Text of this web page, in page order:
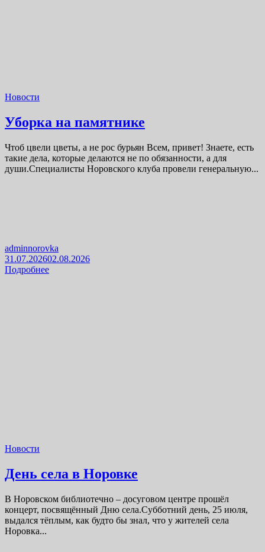
Новости
Уборка на памятнике
Чтоб цвели цветы, а не рос бурьян Всем, привет! Знаете, есть
такие дела, которые делаются не по обязанности, а для
души.Специалисты Норовского клуба провели генеральную...
adminnorovka
31.07.202602.08.2026
Подробнее
Новости
День села в Норовке
В Норовском библиотечно – досуговом центре прошёл
концерт, посвящённый Дню села.Субботний день, 25 июля,
выдался тёплым, как будто бы знал, что у жителей села
Норовка...